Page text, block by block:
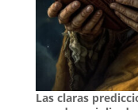
Las claras